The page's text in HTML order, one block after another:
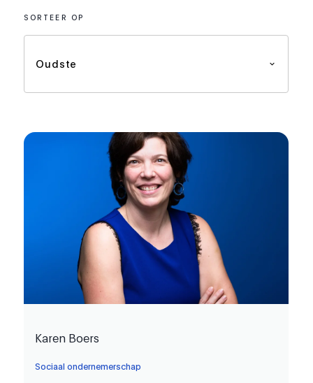
SORTEER OP
Oudste
Karen Boers
Sociaal ondernemerschap